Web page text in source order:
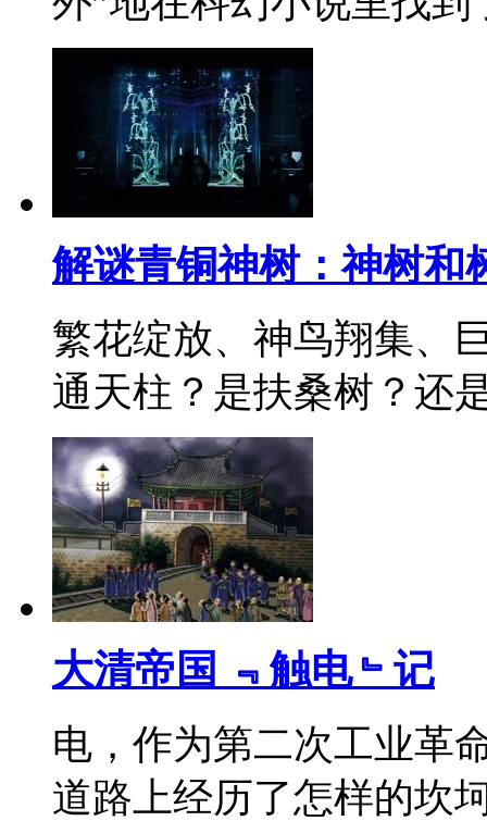
解谜青铜神树：神树和
繁花绽放、神鸟翔集、
通天柱？是扶桑树？还
大清帝国 ﹃触电﹄记
电，作为第二次工业革
道路上经历了怎样的坎